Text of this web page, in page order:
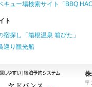
キュー場検索サイト「BBQ
ト
宿探し「箱根温泉 箱ぴた」
巡り観光船